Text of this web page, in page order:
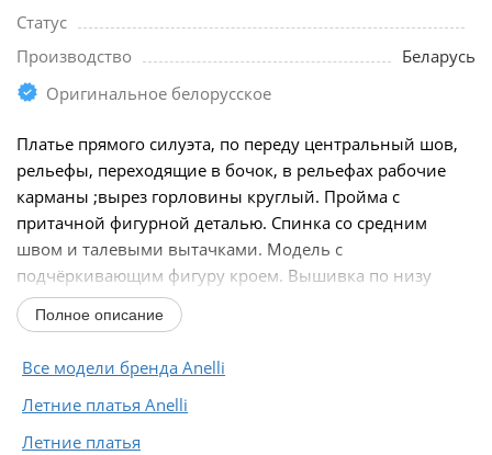
Статус
Производство
Беларусь
Оригинальное белорусское
Платье прямого силуэта, по переду центральный шов,
рельефы, переходящие в бочок, в рельефах рабочие
карманы ;вырез горловины круглый. Пройма с
притачной фигурной деталью. Спинка со средним
швом и талевыми вытачками. Модель с
подчёркивающим фигуру кроем. Вышивка по низу
платья. Рукав реглан...
Полное описание
Все модели бренда Anelli
Летние платья Anelli
Летние платья